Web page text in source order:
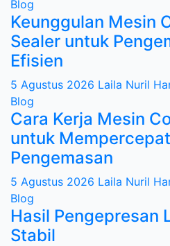
Blog
Keunggulan Mesin
Sealer untuk
Efisien
5 Agustus 2026 Laila Nuril
Blog
Cara Kerja Mesin
untuk
Pengemasan
5 Agustus 2026 Laila Nuril
Blog
Hasil Pengepresan
Stabil